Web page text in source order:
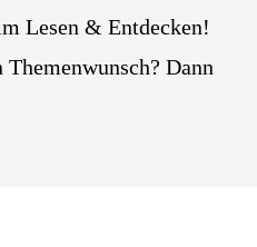
Lesen & Entdecken!
Dann